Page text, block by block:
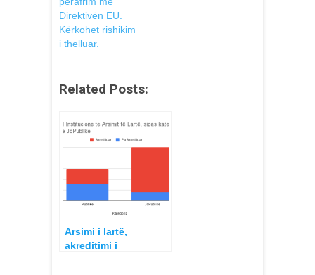
Direktivën EU.
Kërkohet rishikim
i thelluar.
Related Posts:
Arsimi i lartë,
akreditimi i